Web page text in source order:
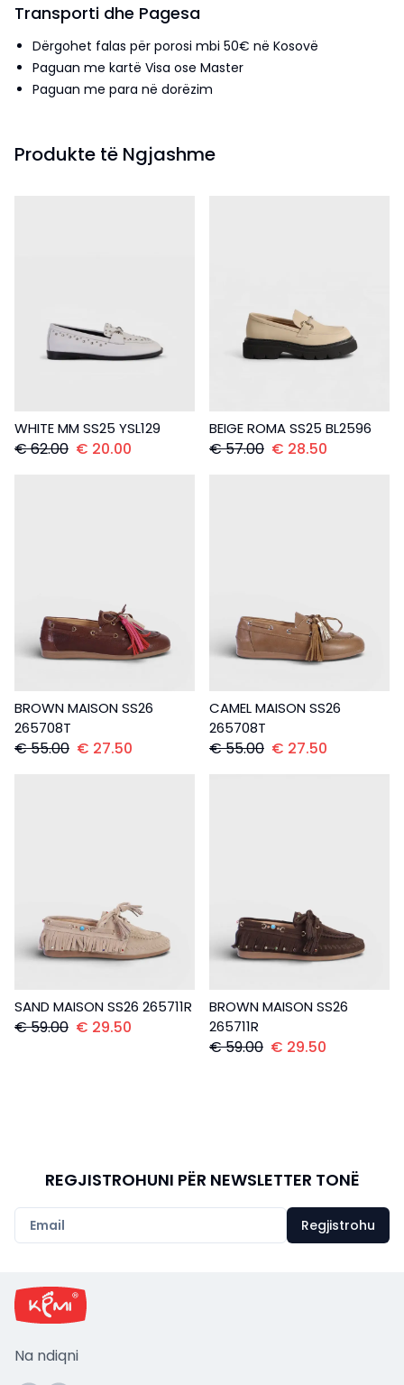
Transporti dhe Pagesa
Dërgohet falas për porosi mbi 50€ në Kosovë
Paguan me kartë Visa ose Master
Paguan me para në dorëzim
Produkte të Ngjashme
WHITE MM SS25 YSL129
€62.00 € 20.00
BEIGE ROMA SS25 BL2596
€57.00 € 28.50
BROWN MAISON SS26
265708T
€55.00 € 27.50
CAMEL MAISON SS26
265708T
€55.00 € 27.50
SAND MAISON SS26 265711R
€59.00 € 29.50
BROWN MAISON SS26
265711R
€59.00 € 29.50
REGJISTROHUNI PËR NEWSLETTER TONË
Regjistrohu
Na ndiqni